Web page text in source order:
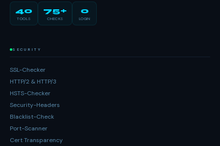
40
TOOLS
75+
CHECKS
0
LOGIN
SECURITY
SSL-Checker
HTTP/2 & HTTP/3
HSTS-Checker
Security-Headers
Blacklist-Check
Port-Scanner
Cert Transparency